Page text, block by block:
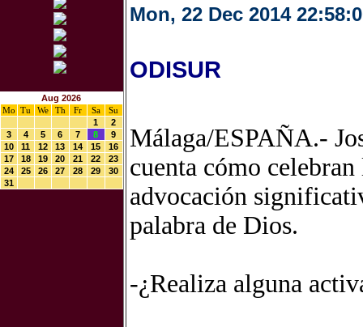
Aug 2026
Mo
Tu We Th Fr Sa
Su
1
2
3
4 5 6 7 8
9
10
11 12 13 14 15
16
17
18 19 20 21 22
23
24
25 26 27 28 29
30
31
Mon, 22 Dec 2014
ODISUR
Málaga/ESPAÑA.-
cuenta cómo
advocación
palabra de Dios.
-¿Realiza alguna